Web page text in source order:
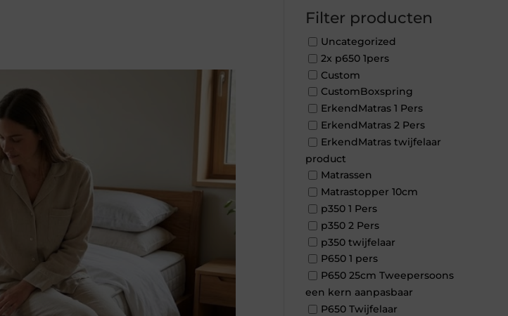
Filter producten
Uncategorized
2x p650 1pers
Custom
CustomBoxspring
ErkendMatras 1 Pers
ErkendMatras 2 Pers
ErkendMatras twijfelaar
product
Matrassen
Matrastopper 10cm
p350 1 Pers
p350 2 Pers
p350 twijfelaar
P650 1 pers
P650 25cm Tweepersoons
een kern aanpasbaar
P650 Twijfelaar